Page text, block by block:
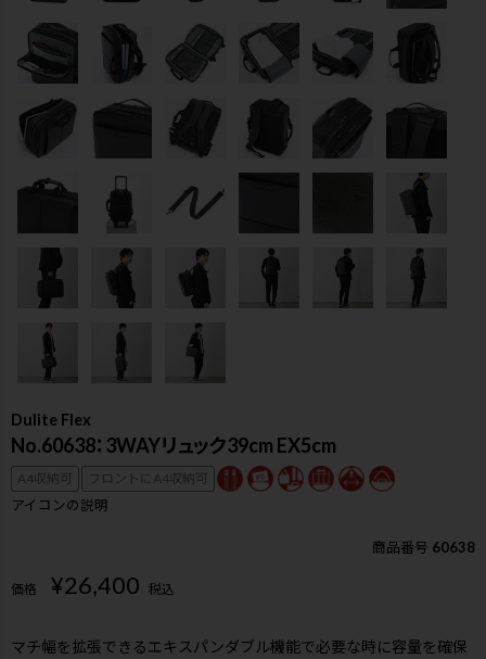
Dulite Flex
No.60638：3WAYリュック39cm EX5cm
A4収納可
フロントにA4収納可
アイコンの説明
商品番号 60638
価格 ¥26,400 税込
マチ幅を拡張できるエキスパンダブル機能で必要な時に容量を確保